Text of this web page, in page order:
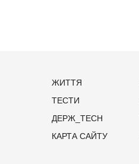
ЖИТТЯ
ТЕСТИ
ДЕРЖ_TECH
КАРТА САЙТУ